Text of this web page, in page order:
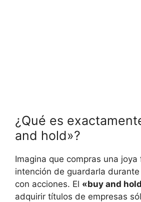
¿Qué⁣ es
and hold»?
Imagina que compras una joya
intención de guardarla
con acciones. El «buy‌ and
adquirir títulos de empresas